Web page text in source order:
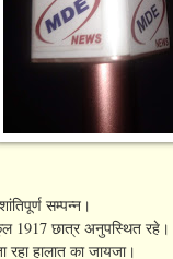
सम्पन्न।
1917 छात्र अनुपस्थित रहे।
रहा हालात का जायजा।